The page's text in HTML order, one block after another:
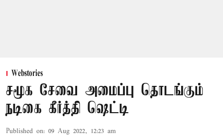
Webstories
சமூக சேவை அமைப்பு தொடங்கும்
நடிகை கீர்த்தி ஷெட்டி
Published on: 09 Aug 2022, 12:23 am